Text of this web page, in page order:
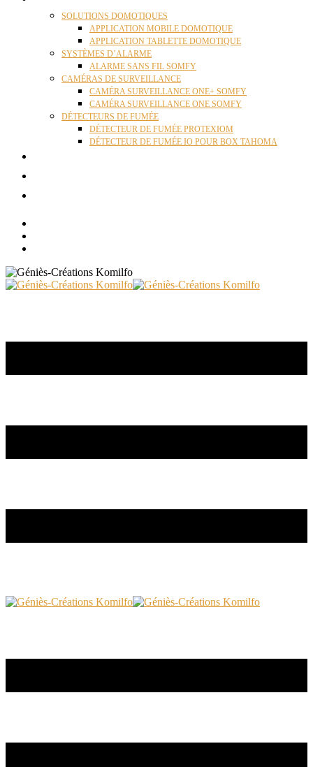
SOLUTIONS DOMOTIQUES
APPLICATION MOBILE DOMOTIQUE
APPLICATION TABLETTE DOMOTIQUE
SYSTÈMES D’ALARME
ALARME SANS FIL SOMFY
CAMÉRAS DE SURVEILLANCE
CAMÉRA SURVEILLANCE ONE+ SOMFY
CAMÉRA SURVEILLANCE ONE SOMFY
DÉTECTEURS DE FUMÉE
DÉTECTEUR DE FUMÉE PROTEXIOM
DÉTECTEUR DE FUMÉE IO POUR BOX TAHOMA